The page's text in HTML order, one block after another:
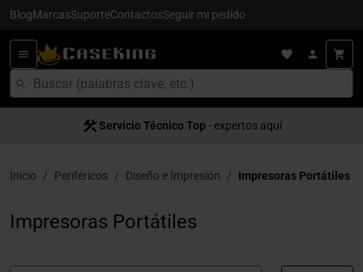
BlogMarcasSuporteContactosSeguir mi pedido
Servício Técnico Top - expertos aquí
Inicio Periféricos Diseño e Impresión Impresoras Portátiles
Impresoras Portátiles